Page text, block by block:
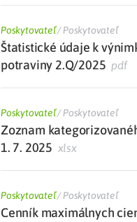
Poskytovateľ/Poskytovateľ
Štatistické údaje k
potraviny 2.Q/2025 pdf
Poskytovateľ/Poskytovateľ
Zoznam
1. 7. 2025 xlsx
Poskytovateľ/Poskytovateľ
Cenník maximálnych